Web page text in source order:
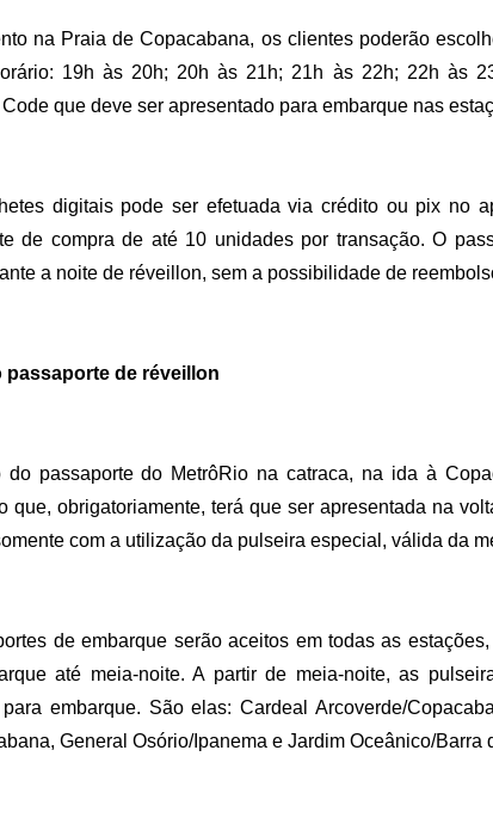
na Praia de Copacabana, os clientes poderão
19h às 20h; 20h às 21h; 21h às 22h; 22h às
que deve ser apresentado para embarque nas
digitais pode ser efetuada via crédito ou pix no
de compra de até 10 unidades por transação. O
a noite de réveillon, sem a possibilidade de
passaporte de réveillon
do passaporte do MetrôRio na catraca, na ida à
que, obrigatoriamente, terá que ser apresentada na
com a utilização da pulseira especial, válida da
de embarque serão aceitos em todas as
até meia-noite. A partir de meia-noite, as
embarque. São elas: Cardeal Arcoverde/
General Osório/Ipanema e Jardim Oceânico/Barra